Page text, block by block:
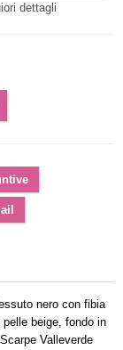
dettagli
nero con fibia
beige, fondo in
Valleverde